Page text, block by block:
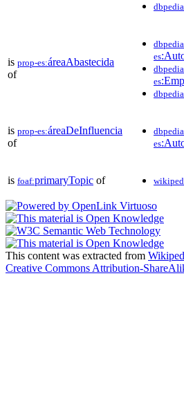
is prop-es:áreaAbastecida
of
es
es
is prop-es:áreaDeInfluencia
of
es
is foaf:primaryTopic of
This content was extracted from
Creative Commons Attribution-